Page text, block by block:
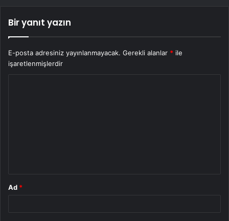
Bir yanıt yazın
E-posta adresiniz yayınlanmayacak. Gerekli alanlar * ile
işaretlenmişlerdir
Ad *